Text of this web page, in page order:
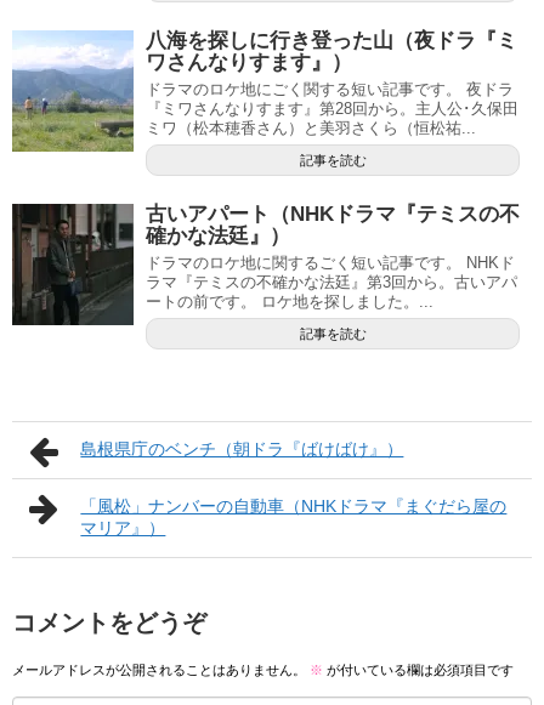
八海を探しに行き登った山（夜ドラ『ミ
ワさんなりすます』）
ドラマのロケ地にごく関する短い記事です。 夜ドラ
『ミワさんなりすます』第28回から。主人公･久保田
ミワ（松本穂香さん）と美羽さくら（恒松祐...
記事を読む
古いアパート（NHKドラマ『テミスの不
確かな法廷』）
ドラマのロケ地に関するごく短い記事です。 NHKド
ラマ『テミスの不確かな法廷』第3回から。古いアパ
ートの前です。 ロケ地を探しました。...
記事を読む
島根県庁のベンチ（朝ドラ『ばけばけ』）
「風松」ナンバーの自動車（NHKドラマ『まぐだら屋の
マリア』）
コメントをどうぞ
メールアドレスが公開されることはありません。 ※ が付いている欄は必須項目です